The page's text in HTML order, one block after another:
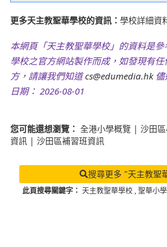
更多天主教聖華學校的資訊： 學校詳細資
本網頁「天主教聖華學校」的資料是
學校之官方網站製作而成，如發現有
方，請讓我們知道cs@edumedia.hk儘
日期： 2026-08-01
您可能還想瀏覽： 全港小學概覽 | 沙田
資訊 | 沙田區補習班資訊
搜尋更多 "天主教聖
此頁搜尋關鍵字： 天主教聖華學校,聖華小學